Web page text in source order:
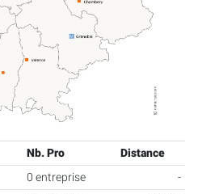
Nb. Pro
Distance
0 entreprise
-